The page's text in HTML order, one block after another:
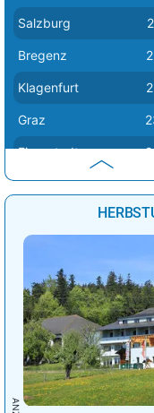
Salzburg
Bregenz
Klagenfurt
Graz
Eisenstadt
Linz